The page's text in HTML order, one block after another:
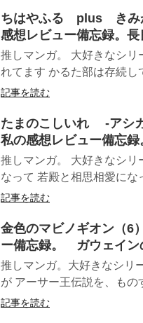
ちはやふる plus きみ
感想レビュー備忘録。
推しマンガ。 大好きなシ
れてます かるた部は存続
記事を読む
たまのこしいれ -アシ
私の感想レビュー備忘
推しマンガ。 大好きなシ
なって 若殿と相思相愛に
記事を読む
金色のマビノギオン（
ー備忘録。 ガウェイン
推しマンガ。大好きなシリ
が アーサー王伝説を、も
記事を読む